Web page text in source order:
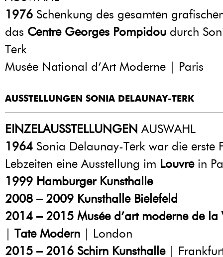
1976 Schenkung des gesamten
das Centre Georges Pompidou durch
Terk
Musée National d’Art Moderne | Paris
AUSSTELLUNGEN SONIA DELAUNAY-TERK
EINZELAUSSTELLUNGEN AUSWAHL
1964 Sonia Delaunay-Terk war die erste
Lebzeiten eine Ausstellung im Louvrein
1999 Hamburger Kunsthalle
2008 – 2009 Kunsthalle Bielefeld
2014 – 2015 Musée d’art moderne de la
| Tate Modern | London
2015 – 2016 Schirn Kunsthalle|